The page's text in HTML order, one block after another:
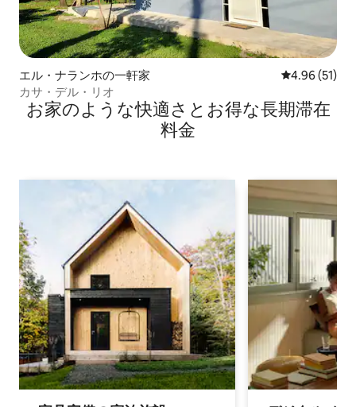
エル・ナランホの一軒家 レビュー51
4.96 (51)
カサ・デル・リオ
お家のような快⁠適⁠さ⁠とお⁠得⁠な長⁠期⁠滞⁠在
料⁠金